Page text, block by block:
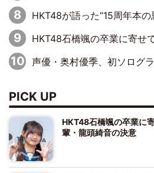
HKT48が語った“15周年本の思い出” 大食い特訓・守護
HKT48石橋颯の卒業に寄せて “いぶくる
声優・奥村優季、初ソログラビアで初ソロ表紙を飾る！ 初めて見せる表情や、
PICK UP
HKT48石橋颯の卒業に
輩・龍頭綺音の決意